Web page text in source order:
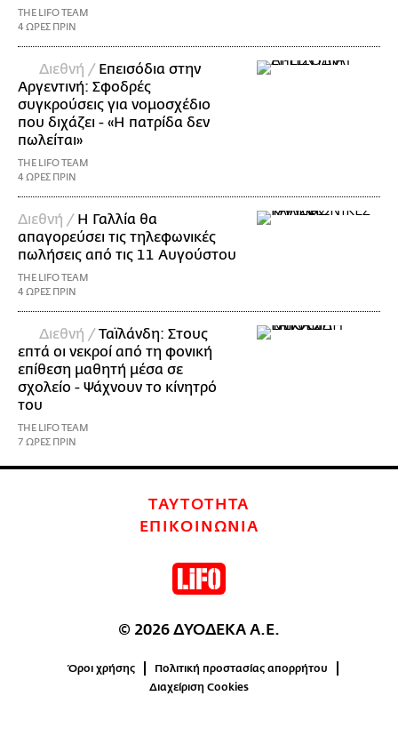
THE LIFO TEAM
4 ΩΡΕΣ ΠΡΙΝ
Διεθνή / Επεισόδια στην
Αργεντινή: Σφοδρές
συγκρούσεις για νομοσχέδιο
που διχάζει - «Η πατρίδα δεν
πωλείται»
THE LIFO TEAM
4 ΩΡΕΣ ΠΡΙΝ
Διεθνή / Η Γαλλία θα
απαγορεύσει τις τηλεφωνικές
πωλήσεις από τις 11 Αυγούστου
THE LIFO TEAM
4 ΩΡΕΣ ΠΡΙΝ
Διεθνή /Ταϊλάνδη: Στους
επτά οι νεκροί από τη φονική
επίθεση μαθητή μέσα σε
σχολείο - Ψάχνουν το κίνητρό
του
THE LIFO TEAM
7 ΩΡΕΣ ΠΡΙΝ
ΤΑΥΤΟΤΗΤΑ
ΕΠΙΚΟΙΝΩΝΙΑ
© 2026 ΔΥΟΔΕΚΑ Α.Ε.
Όροι χρήσης
Πολιτική προστασίας απορρήτου
Διαχείριση Cookies